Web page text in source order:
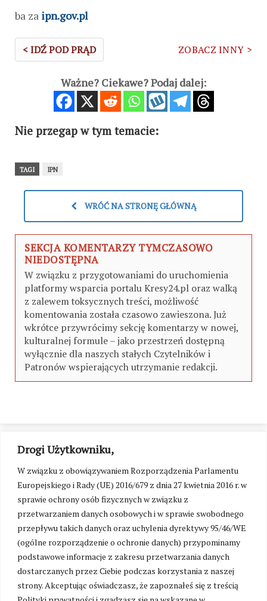
Drogi Użytkowniku,
W związku z obowiązywaniem Rozporządzenia Parlamentu
Europejskiego i Rady (UE) 2016/679 z dnia 27 kwietnia 2016 r. w
sprawie ochrony osób fizycznych w związku z
przetwarzaniem danych osobowych i w sprawie swobodnego
przepływu takich danych oraz uchylenia dyrektywy 95/46/WE
(ogólne rozporządzenie o ochronie danych) przypominamy
podstawowe informacje z zakresu przetwarzania danych
dostarczanych przez Ciebie podczas korzystania z naszej
strony. Akceptując oświadczasz, że zapoznałeś się z treścią
ba za ipn.gov.pl
< IDŹ POD PRĄD ZOBACZ INNY >
Ważne? Ciekawe? Podaj dalej:
Nie przegap w tym temacie:
TAGI IPN
WRÓĆ NA STRONĘ GŁÓWNĄ
SEKCJA KOMENTARZY TYMCZASOWO
NIEDOSTĘPNA
W związku z przygotowaniami do uruchomienia
platformy wsparcia portalu Kresy24.pl oraz walką
z zalewem toksycznych treści, możliwość
komentowania została czasowo zawieszona. Już
wkrótce przywrócimy sekcję komentarzy w nowej,
kulturalnej formule – jako przestrzeń dostępną
wyłącznie dla naszych stałych Czytelników i
Patronów wspierających utrzymanie redakcji.